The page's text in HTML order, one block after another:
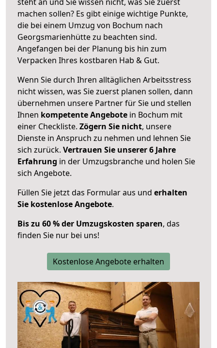
machen sollen? Es gibt einige wichtige Punkte,
die bei einem Umzug von Bochum nach
Georgsmarienhütte zu beachten sind.
Angefangen bei der Planung bis hin zum
Verpacken Ihres kostbaren Hab & Gut.
Wenn Sie durch Ihren alltäglichen Arbeitsstress
nicht wissen, was Sie zuerst planen sollen, dann
übernehmen unsere Partner für Sie und stellen
Ihnen kompetente Angebote in Bochum mit
einer Checkliste. Zögern Sie nicht, unsere
Dienste in Anspruch zu nehmen und lehnen Sie
sich zurück. Vertrauen Sie unserer 6 Jahre
Erfahrung in der Umzugsbranche und holen Sie
sich Angebote.
Füllen Sie jetzt das Formular aus und erhalten
Sie kostenlose Angebote.
Bis zu 60 % der Umzugskosten sparen, das
finden Sie nur bei uns!
Kostenlose Angebote erhalten